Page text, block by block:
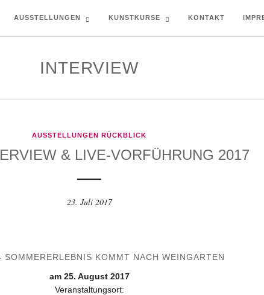
AUSSTELLUNGEN KUNSTKURSE KONTAKT
INTERVIEW
AUSSTELLUNGEN RÜCKBLICK
& LIVE-VORFÜHRUNG 2017
23. Juli 2017
SOMMERERLEBNIS KOMMT NACH WEINGARTEN
am 25. August 2017
Veranstaltungsort: